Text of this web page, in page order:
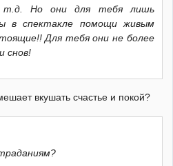
т.д. Но они для тебя лишь
в спектакле помощи живым
Для тебя они не более
снов!
вкушать счастье и покой?